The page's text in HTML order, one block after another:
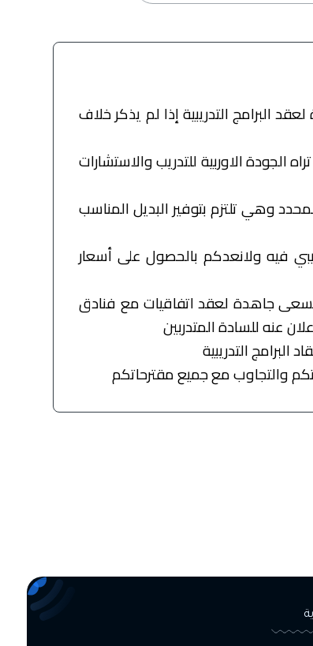
البرامج التدريبية إذا لم يذكر خلاف
أو قبل ذلك حسب ما تراه الجودة الاوربية للتدريب والاستشارات
وهي تلتزم بتوفير البديل المناسب
فيه ولانعدكم بالحصول على أسعار
تسعى جاهدة لعقد اتفاقيات مع فنادق
عنه للسادة المتدربين
التدريبية
والتجاوب مع جميع مقترحاتكم